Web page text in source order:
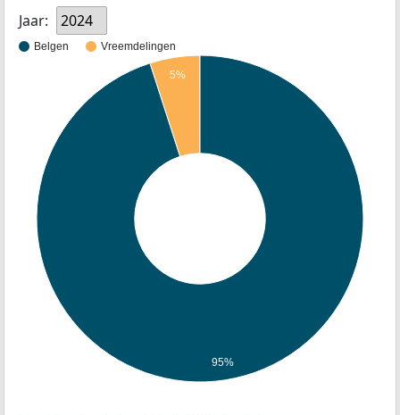
Jaar: 2024
Belgen Vreemdelingen
5%
95%